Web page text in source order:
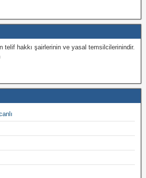
telif hakkı şairlerinin ve yasal temsilcilerinindir.